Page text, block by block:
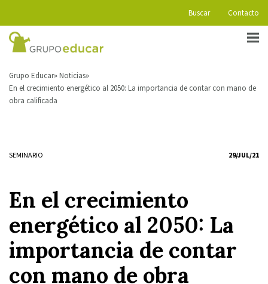
Buscar Contacto
Grupo Educar Noticias
En el crecimiento energético al 2050: La importancia de contar con mano de
obra calificada
SEMINARIO 29/JUL/21
En el crecimiento
energético al 2050: La
importancia de contar
con mano de obra